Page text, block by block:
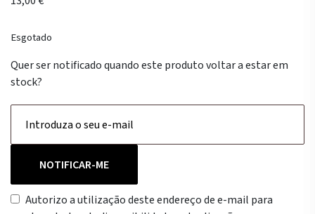
Esgotado
Quer ser notificado quando este produto voltar a estar em
stock?
NOTIFICAR-ME
Autorizo a utilização deste endereço de e-mail para